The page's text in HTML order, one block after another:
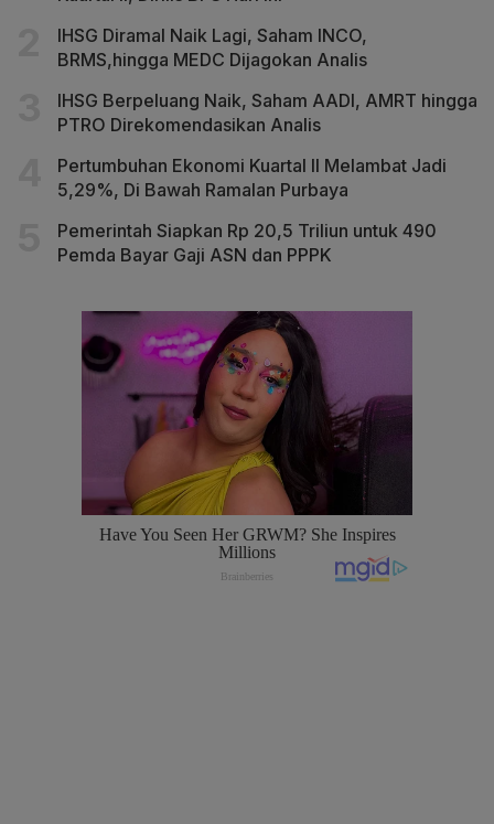
IHSG Diramal Naik Lagi, Saham INCO,
BRMS,hingga MEDC Dijagokan Analis
IHSG Berpeluang Naik, Saham AADI, AMRT hingga
PTRO Direkomendasikan Analis
Pertumbuhan Ekonomi Kuartal II Melambat Jadi
5,29%, Di Bawah Ramalan Purbaya
Pemerintah Siapkan Rp 20,5 Triliun untuk 490
Pemda Bayar Gaji ASN dan PPPK